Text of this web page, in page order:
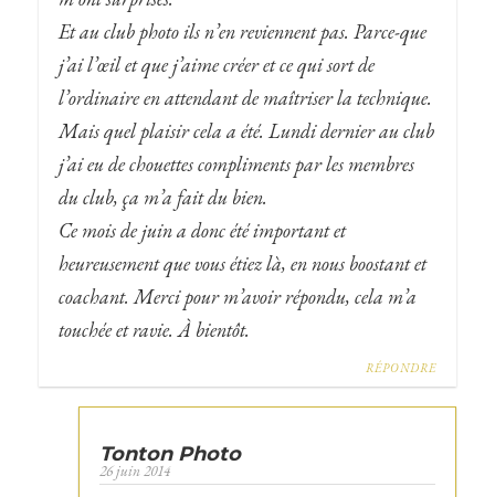
Et au club photo ils n’en reviennent pas. Parce-que
j’ai l’œil et que j’aime créer et ce qui sort de
l’ordinaire en attendant de maîtriser la technique.
Mais quel plaisir cela a été. Lundi dernier au club
j’ai eu de chouettes compliments par les membres
du club, ça m’a fait du bien.
Ce mois de juin a donc été important et
heureusement que vous étiez là, en nous boostant et
coachant. Merci pour m’avoir répondu, cela m’a
touchée et ravie. À bientôt.
RÉPONDRE
Tonton Photo
26 juin 2014